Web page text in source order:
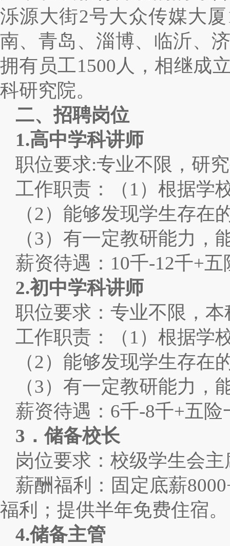
泺源大街2号大众传媒大
南、青岛、淄博、临沂、
拥有员工1500人，相继成
科研究院。
二、招聘岗位
1.高中学科讲师
职位要求:专业不限，研
工作职责：（1）根据学
（2）能够发现学生存
（3）有一定教研能力
薪资待遇：10千-12千+
2.初中学科讲师
职位要求：专业不限，
工作职责：（1）根据学
（2）能够发现学生存
（3）有一定教研能力
薪资待遇：6千-8千+五
3 ．储备校长
岗位要求：校级学生会
薪酬福利：固定底薪
福利；提供半年免费住宿。
4.储备主管